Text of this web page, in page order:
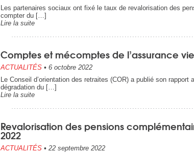
Les partenaires sociaux ont fixé le taux de revalorisation des
compter du […]
Lire la suite
Comptes et mécomptes de l’assurance
ACTUALITÉS • 6 octobre 2022
Le Conseil d’orientation des retraites (COR) a publié son
dégradation du […]
Lire la suite
Revalorisation des pensions
2022
ACTUALITÉS • 22 septembre 2022